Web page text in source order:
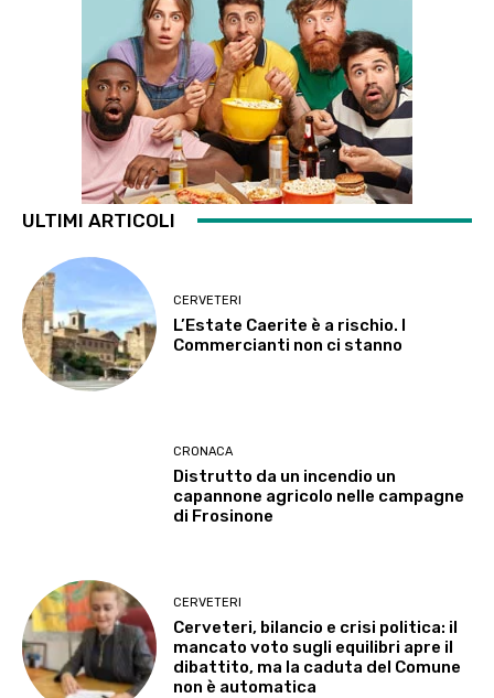
ULTIMI ARTICOLI
CERVETERI
L’Estate Caerite è a rischio. I
Commercianti non ci stanno
CRONACA
Distrutto da un incendio un
capannone agricolo nelle campagne
di Frosinone
CERVETERI
Cerveteri, bilancio e crisi politica: il
mancato voto sugli equilibri apre il
dibattito, ma la caduta del Comune
non è automatica